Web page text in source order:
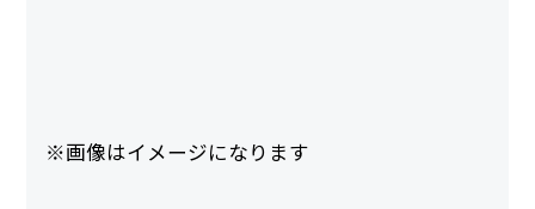
※画像はイメージになります